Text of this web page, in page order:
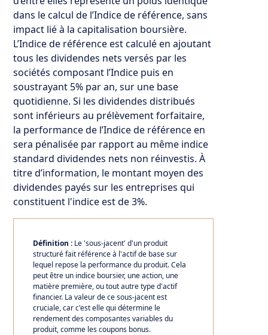
dans le calcul de l’Indice de référence, sans
impact lié à la capitalisation boursière.
L’Indice de référence est calculé en ajoutant
tous les dividendes nets versés par les
sociétés composant l’Indice puis en
soustrayant 5% par an, sur une base
quotidienne. Si les dividendes distribués
sont inférieurs au prélèvement forfaitaire,
la performance de l’Indice de référence en
sera pénalisée par rapport au même indice
standard dividendes nets non réinvestis. À
titre d’information, le montant moyen des
dividendes payés sur les entreprises qui
constituent l'indice est de 3%.
Définition : Le 'sous-jacent' d'un produit
structuré fait référence à l'actif de base sur
lequel repose la performance du produit. Cela
peut être un indice boursier, une action, une
matière première, ou tout autre type d'actif
financier. La valeur de ce sous-jacent est
cruciale, car c'est elle qui détermine le
rendement des composantes variables du
produit, comme les coupons bonus.